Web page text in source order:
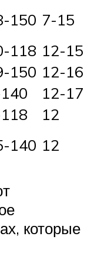
150 7-15
118 12-15
150 12-16
12-17
12
140 12
которые